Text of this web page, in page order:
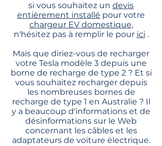
si vous souhaitez un devis
entièrement installé pour votre
chargeur EV domestique,
n'hésitez pas à remplir le pour ici .
Mais que diriez-vous de recharger
votre Tesla modèle 3 depuis une
borne de recharge de type 2 ? Et si
vous souhaitez recharger depuis
les nombreuses bornes de
recharge de type 1 en Australie ? Il
y a beaucoup d'informations et de
désinformations sur le Web
concernant les câbles et les
adaptateurs de voiture électrique.